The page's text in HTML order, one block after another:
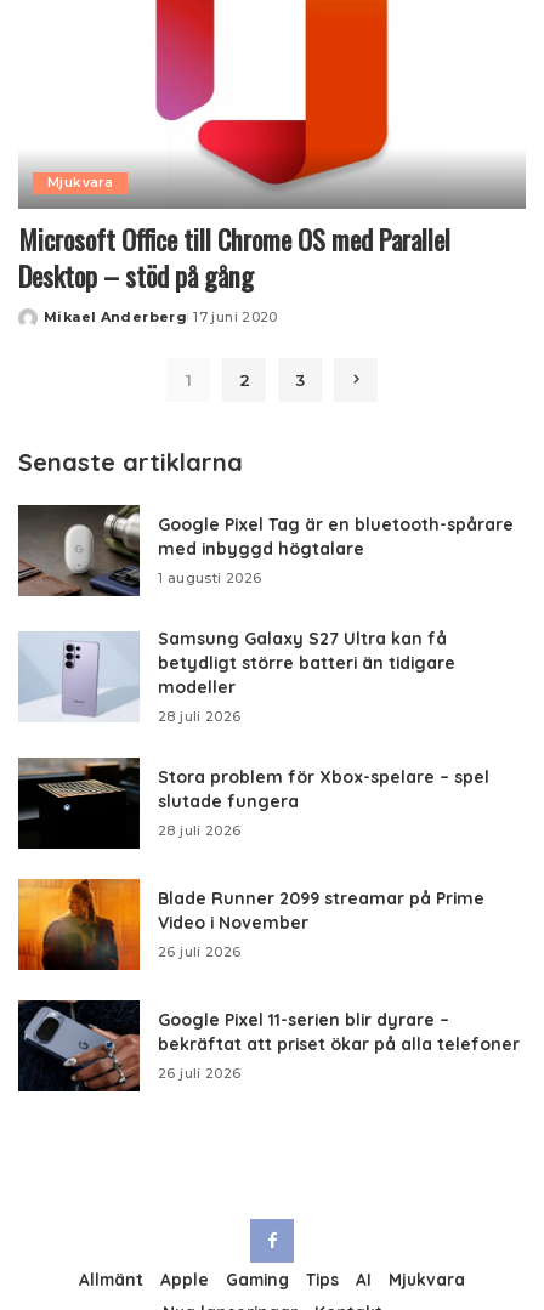
Mjukvara
Microsoft Office till Chrome OS med Parallel
Desktop – stöd på gång
Posted
Mikael Anderberg 17 juni 2020
1 2 3
Senaste artiklarna
Google Pixel Tag är en bluetooth-spårare
med inbyggd högtalare
1 augusti 2026
Samsung Galaxy S27 Ultra kan få
betydligt större batteri än tidigare
modeller
28 juli 2026
Stora problem för Xbox-spelare – spel
slutade fungera
28 juli 2026
Blade Runner 2099 streamar på Prime
Video i November
26 juli 2026
Google Pixel 11-serien blir dyrare –
bekräftat att priset ökar på alla telefoner
26 juli 2026
Allmänt Apple Gaming Tips AI
Mjukvara